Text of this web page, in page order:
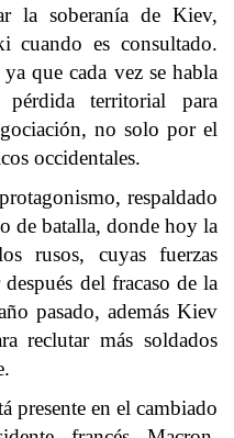
la soberanía de Kiev,
cuando es consultado.
que cada vez se habla
territorial para
no solo por el
occidentales.
respaldado
de batalla, donde hoy la
rusos, cuyas fuerzas
del fracaso de la
pasado, además Kiev
reclutar más soldados
presente en el cambiado